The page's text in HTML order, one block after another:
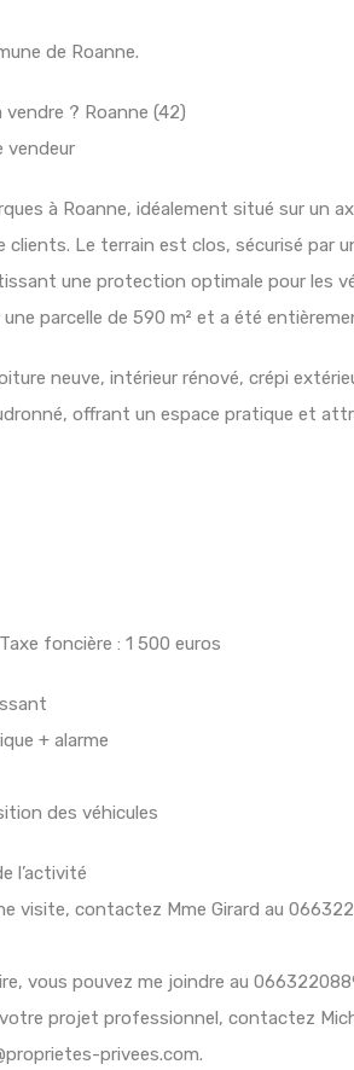
de Roanne.
? Roanne (42)
vendeur
à Roanne, idéalement situé sur un
clients. Le terrain est clos, sécurisé par
une protection optimale pour les
parcelle de 590 m² et a été
neuve, intérieur rénové, crépi
offrant un espace pratique et
foncière : 1 500 euros
+ alarme
des véhicules
l’activité
visite, contactez Mme Girard au
vous pouvez me joindre au
projet professionnel, contactez
privees.com.